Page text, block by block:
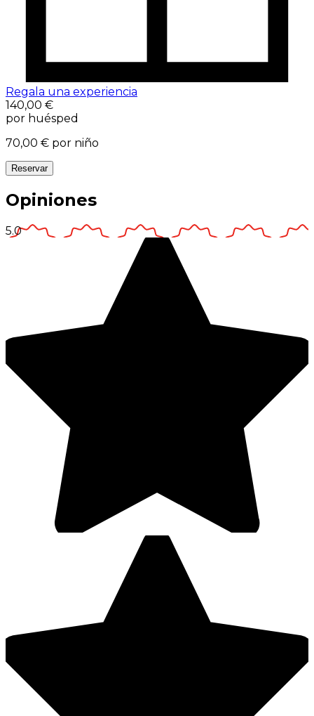
Regala una experiencia
140,00 €
por huésped
70,00 € por niño
Reservar
Opiniones
5.0